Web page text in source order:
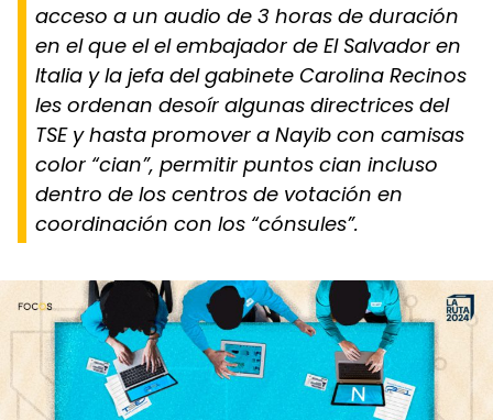
acceso a un audio de 3 horas de duración
en el que el el embajador de El Salvador en
Italia y la jefa del gabinete Carolina Recinos
les ordenan desoír algunas directrices del
TSE y hasta promover a Nayib con camisas
color “cian”, permitir puntos cian incluso
dentro de los centros de votación en
coordinación con los “cónsules”.